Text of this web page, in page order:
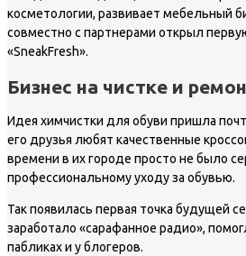
косметологии, развивает мебельный
совместно с партнерами открыл
«SneakFresh».
Бизнес на чистке и
Идея химчистки для обуви пришла
его друзья любят качественные
времени в их городе просто не было
профессиональному уходу за обувью.
Так появилась первая точка будущей
заработало «сарафанное радио»,
пабликах и у блогеров.